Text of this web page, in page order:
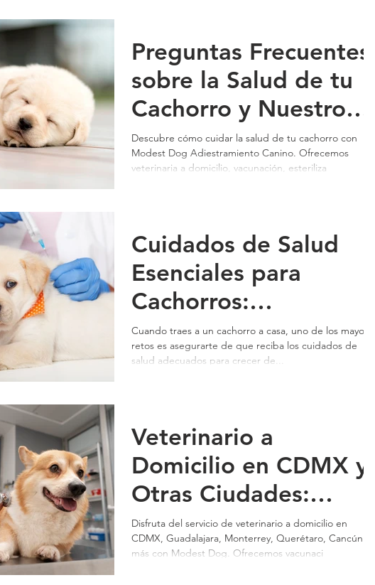
Preguntas Frecuentes
sobre la Salud de tu
Cachorro y Nuestro
Servicio de
Veterinaria a
Descubre cómo cuidar la salud de tu cachorro con
Modest Dog Adiestramiento Canino. Ofrecemos
veterinaria a domicilio, vacunación, esteriliza
Cuidados de Salud
Esenciales para
Cachorros:
Vacunación,
Desparacitación
Dog
Cuando traes a un cachorro a casa, uno de los mayores
retos es asegurarte de que reciba los cuidados de
salud adecuados para crecer de...
Veterinario a
Domicilio en CDMX y
Otras Ciudades:
Vacunación y
Desparacitación para
Disfruta del servicio de veterinario a domicilio en
CDMX, Guadalajara, Monterrey, Querétaro, Cancún y
más con Modest Dog. Ofrecemos vacunaci